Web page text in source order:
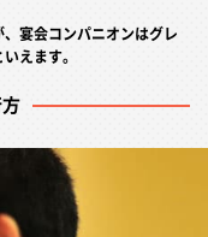
宴会コンパニオンはグレ
えます。